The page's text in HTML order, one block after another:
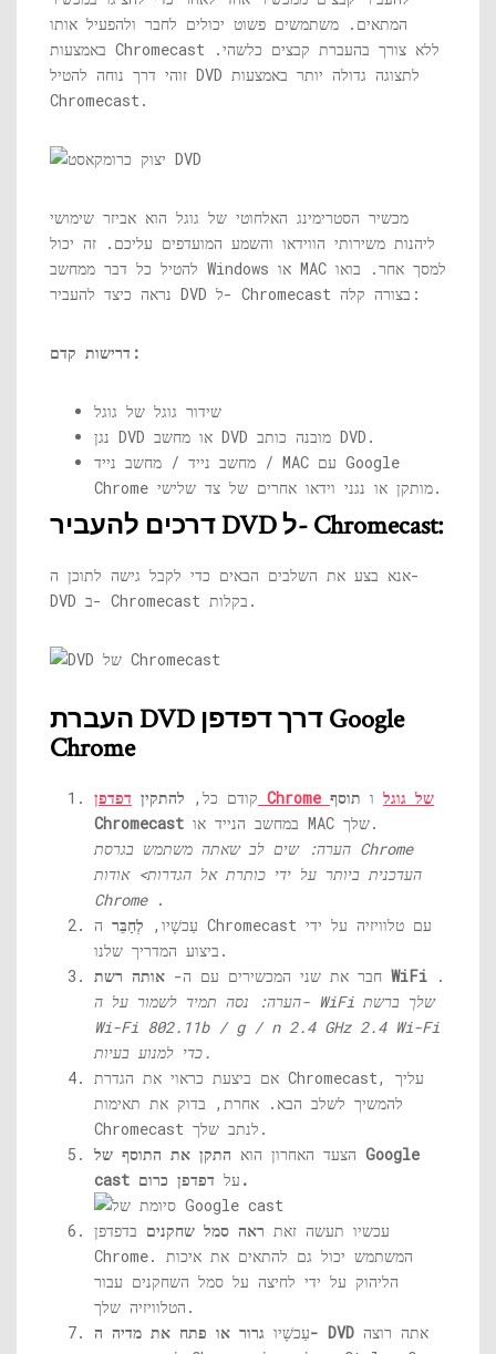
המתאים. משתמשים פשוט יכולים לחבר ולהפעיל אותו
באמצעות Chromecast ללא צורך בהעברת קבצים כלשהי.
זוהי דרך נוחה להטיל DVD לתצוגה גדולה יותר באמצעות
Chromecast.
מכשיר הסטרימינג האלחוטי של גוגל הוא אביזר שימושי
ליהנות משירותי הווידאו והשמע המועדפים עליכם. זה יכול
להטיל כל דבר ממחשב Windows או MAC למסך אחר. בואו
נראה כיצד להעביר DVD ל- Chromecast בצורה קלה:
דרישות קדם:
שידור גוגל של גוגל
נגן DVD או מחשב DVD מובנה כותב DVD.
מחשב נייד / מחשב נייד / MAC עם Google
Chrome מותקן או נגני וידאו אחרים של צד שלישי.
דרכים להעביר DVD ל- Chromecast:
אנא בצע את השלבים הבאים כדי לקבל גישה לתוכן ה-
DVD ב- Chromecast בקלות.
העברת DVD דרך דפדפן Google
Chrome
קודם כל, להתקין דפדפן Chrome של גוגל ו תוסף
Chromecast
במחשב הנייד או MAC שלך.
הערה: שים לב שאתה משתמש בגרסת Chrome
העדכנית ביותר על ידי כותרת אל הגדרות> אודות
Chrome.
עַכשָׁיו, לְחַבֵּר ה Chromecast עם טלוויזיה על ידי
ביצוע המדריך שלנו.
חבר את שני המכשירים עם ה- אותה רשת WiFi .
הערה: נסה תמיד לשמור על ה- WiFi שלך ברשת
Wi-Fi 802.11b / g / n 2.4 GHz 2.4 Wi-Fi
כדי למנוע בעיות.
אם ביצעת כראוי את הגדרת Chromecast, עליך
להמשיך לשלב הבא. אחרת, בדוק את תאימות
Chromecast לנתב שלך.
הצעד האחרון הוא התקן את התוסף של Google
cast
על דפדפן כרום.
עכשיו תעשה זאת ראה סמל שחקנים בדפדפן
Chrome. המשתמש יכול גם להתאים את איכות
הליהוק על ידי לחיצה על סמל השחקנים עבור
הטלוויזיה שלך.
עַכשָׁיוגרור או פתח את מדיה ה- DVD